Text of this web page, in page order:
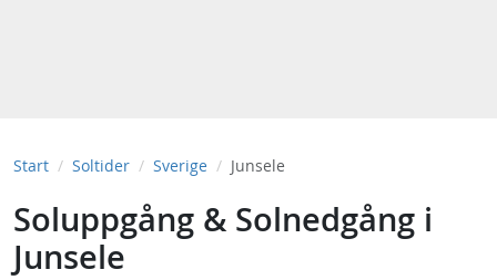
Start Soltider Sverige Junsele
Soluppgång & Solnedgång i
Junsele